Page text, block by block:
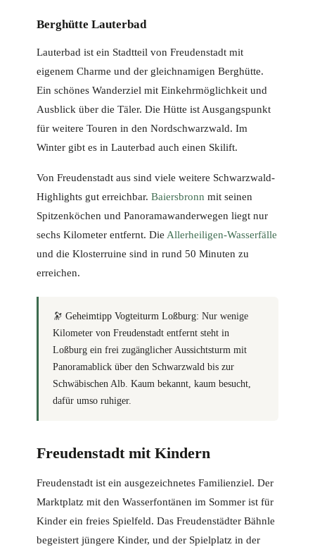
Berghütte Lauterbad
Lauterbad ist ein Stadtteil von Freudenstadt mit
eigenem Charme und der gleichnamigen Berghütte.
Ein schönes Wanderziel mit Einkehrmöglichkeit und
Ausblick über die Täler. Die Hütte ist Ausgangspunkt
für weitere Touren in den Nordschwarzwald. Im
Winter gibt es in Lauterbad auch einen Skilift.
Von Freudenstadt aus sind viele weitere Schwarzwald-
Highlights gut erreichbar. Baiersbronn mit seinen
Spitzenköchen und Panoramawanderwegen liegt nur
sechs Kilometer entfernt. Die Allerheiligen-Wasserfälle
und die Klosterruine sind in rund 50 Minuten zu
erreichen.
🔭 Geheimtipp Vogteiturm Loßburg: Nur wenige
Kilometer von Freudenstadt entfernt steht in
Loßburg ein frei zugänglicher Aussichtsturm mit
Panoramablick über den Schwarzwald bis zur
Schwäbischen Alb. Kaum bekannt, kaum besucht,
dafür umso ruhiger.
Freudenstadt mit Kindern
Freudenstadt ist ein ausgezeichnetes Familienziel. Der
Marktplatz mit den Wasserfontänen im Sommer ist für
Kinder ein freies Spielfeld. Das Freudenstädter Bähnle
begeistert jüngere Kinder, und der Spielplatz in der